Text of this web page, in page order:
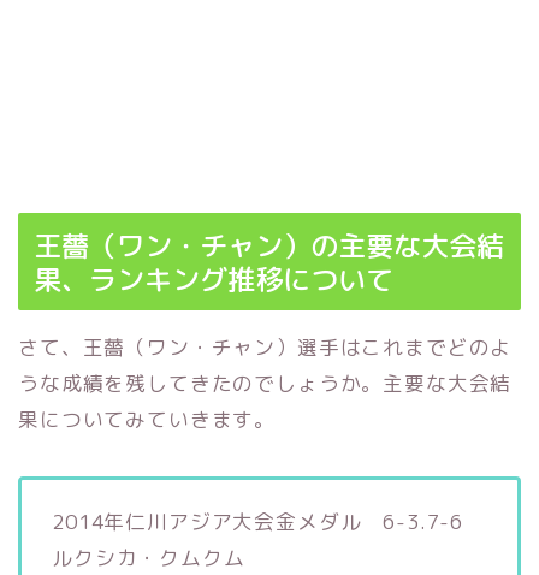
王薔（ワン・チャン）の主要な大会結
果、ランキング推移について
さて、王薔（ワン・チャン）選手はこれまでどのよ
うな成績を残してきたのでしょうか。主要な大会結
果についてみていきます。
2014年仁川アジア大会金メダル 6-3.7-6
ルクシカ・クムクム